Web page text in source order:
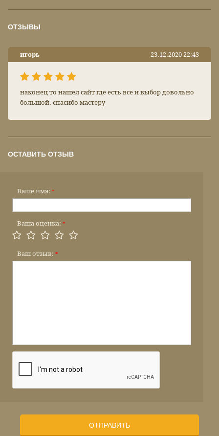
ОТЗЫВЫ
игорь 23.12.2020 22:43
наконец то нашел сайт где есть все и выбор довольно
большой. спасибо мастеру
ОСТАВИТЬ ОТЗЫВ
Ваше имя: *
Ваша оценка: *
Ваш отзыв: *
ОТПРАВИТЬ